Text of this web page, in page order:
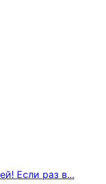
Если раз в...